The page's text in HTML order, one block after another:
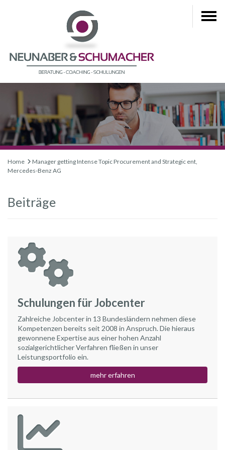
Home
Manager getting Intense Topic Procurement and Strategic ent,
Mercedes-Benz AG
Beiträge
Schulungen für Jobcenter
Zahlreiche Jobcenter in 13 Bundesländern nehmen diese
Kompetenzen bereits seit 2008 in Anspruch. Die hieraus
gewonnene Expertise aus einer hohen Anzahl
sozialgerichtlicher Verfahren fließen in unser
Leistungsportfolio ein.
mehr erfahren